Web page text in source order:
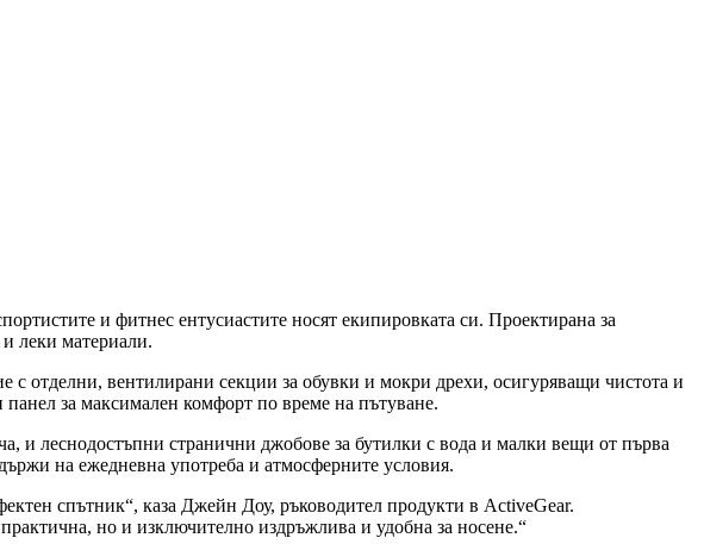
и фитнес ентусиастите носят екипировката си. Проектирана за
леки материали.
отделни, вентилирани секции за обувки и мокри дрехи, осигуряващи чистота и
за максимален комфорт по време на пътуване.
и леснодостъпни странични джобове за бутилки с вода и малки вещи от първа
на ежедневна употреба и атмосферните условия.
спътник“, каза Джейн Доу, ръководител продукти в ActiveGear.
но и изключително издръжлива и удобна за носене.“